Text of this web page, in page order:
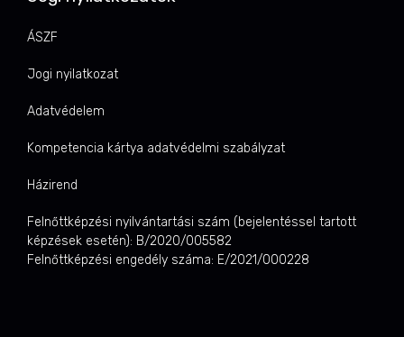
ÁSZF
Jogi nyilatkozat
Adatvédelem
Kompetencia kártya adatvédelmi szabályzat
Házirend
Felnőttképzési nyilvántartási szám (bejelentéssel tartott
képzések esetén): B/2020/005582
Felnőttképzési engedély száma: E/2021/000228